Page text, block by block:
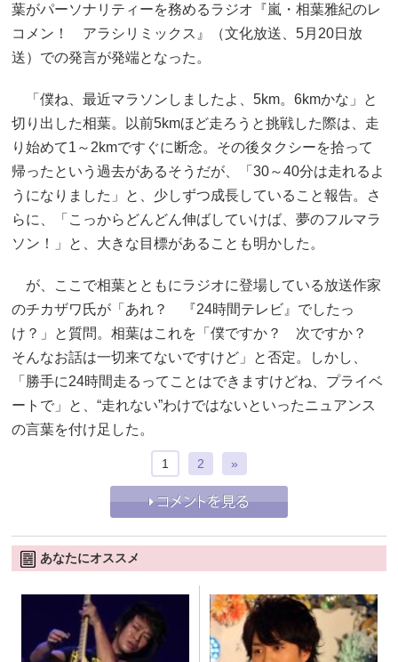
葉がパーソナリティーを務めるラジオ『嵐・相葉雅紀のレ
コメン！ アラシリミックス』（文化放送、5月20日放
送）での発言が発端となった。
「僕ね、最近マラソンしましたよ、5km。6kmかな」と
切り出した相葉。以前5kmほど走ろうと挑戦した際は、走
り始めて1～2kmですぐに断念。その後タクシーを拾って
帰ったという過去があるそうだが、「30～40分は走れるよ
うになりました」と、少しずつ成長していること報告。さ
らに、「こっからどんどん伸ばしていけば、夢のフルマラ
ソン！」と、大きな目標があることも明かした。
が、ここで相葉とともにラジオに登場している放送作家
のチカザワ氏が「あれ？ 『24時間テレビ』でしたっ
け？」と質問。相葉はこれを「僕ですか？ 次ですか？
そんなお話は一切来てないですけど」と否定。しかし、
「勝手に24時間走るってことはできますけどね、プライベ
ートで」と、“走れない”わけではないといったニュアンス
の言葉を付け足した。
1 2 »
あなたにオススメ